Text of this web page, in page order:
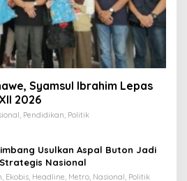
Syamsul Ibrahim Lepas
2026
Pendidikan, Politik
Usulkan Aspal Buton Jadi
Nasional
Ekobis, Headline, Metro, Nasional, Politik